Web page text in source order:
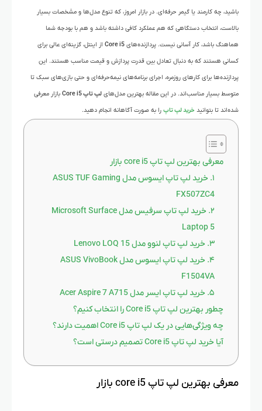
باشید، چه کارمند یا گیمر حرفه‌ای. در بازار امروز، که تنوع مدل‌ها و مشخصات بسیار
بالاست، انتخاب دستگاهی که هم عملکرد کافی داشته باشد و هم با بودجه شما
هماهنگ باشد، کار آسانی نیست. پردازنده‌های Core i5 از اینتل، گزینه‌ای عالی برای
کسانی هستند که به دنبال تعادل بین قدرت پردازش و قیمت مناسب هستند. این
پردازنده‌ها برای کارهای روزمره، اجرای برنامه‌های نیمه‌حرفه‌ای و حتی بازی‌های سبک تا
متوسط بسیار مناسب‌اند. در این مقاله بهترین مدل‌های لپ تاپ Core i5 بازار معرفی
شده‌اند تا بتوانید خرید لپ تاپ را به صورت آگاهانه انجام دهید.
معرفی بهترین لپ تاپ core i5 بازار
۱. خرید لپ تاپ ایسوس مدل ASUS TUF Gaming
FX507ZC4
۲. خرید لپ تاپ سرفیس مدل Microsoft Surface
Laptop 5
۳. خرید لپ تاپ لنوو مدل Lenovo LOQ 15
۴. خرید لپ تاپ ایسوس مدل ASUS VivoBook
F1504VA
۵. خرید لپ تاپ ایسر مدل Acer Aspire 7 A715
چطور بهترین لپ‌ تاپ Core i5 را انتخاب کنیم؟
چه ویژگی‌هایی در یک لپ‌ تاپ Core i5 اهمیت دارند؟
آیا خرید لپ تاپ Core i5 تصمیم درستی است؟
معرفی بهترین لپ تاپ core i5 بازار